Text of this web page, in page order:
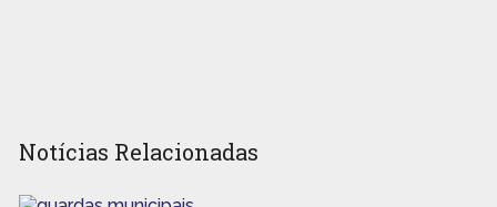
Notícias Relacionadas